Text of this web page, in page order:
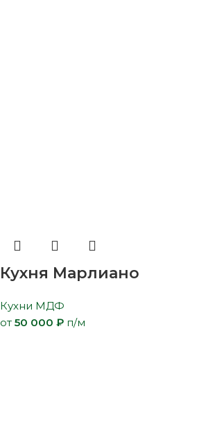
Кухня Марлиано
Кухни МДФ
от 50 000 ₽ п/м